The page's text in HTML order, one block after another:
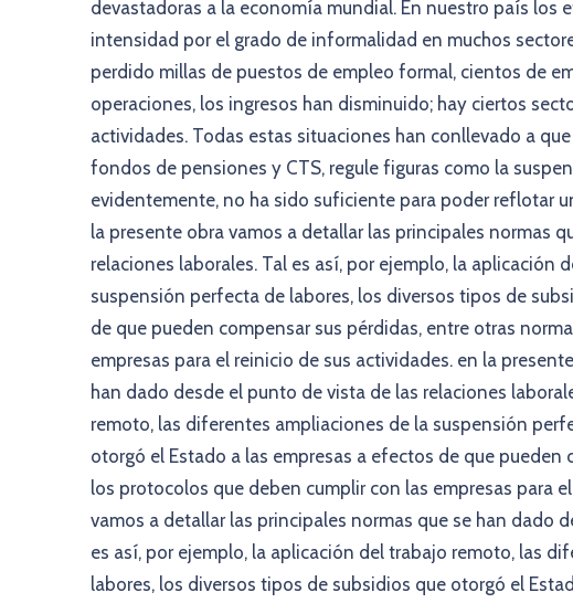
devastadoras a la economía mundial. En nuestro país
intensidad por el grado de informalidad en muchos
perdido millas de puestos de empleo formal, cientos de
operaciones, los ingresos han disminuido; hay ciertos
actividades. Todas estas situaciones han conllevado a
fondos de pensiones y CTS, regule figuras como la
evidentemente, no ha sido suficiente para poder reflotar
la presente obra vamos a detallar las principales normas
relaciones laborales. Tal es así, por ejemplo, la
suspensión perfecta de labores, los diversos tipos de
de que pueden compensar sus pérdidas, entre otras
empresas para el reinicio de sus actividades. en la
han dado desde el punto de vista de las relaciones
remoto, las diferentes ampliaciones de la suspensión
otorgó el Estado a las empresas a efectos de que
los protocolos que deben cumplir con las empresas para
vamos a detallar las principales normas que se han dado
es así, por ejemplo, la aplicación del trabajo remoto, las
labores, los diversos tipos de subsidios que otorgó el